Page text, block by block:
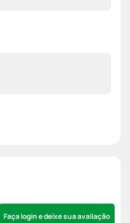
Faça login e deixe sua avaliação